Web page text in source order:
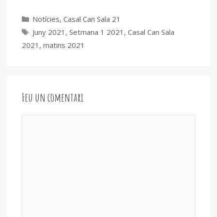
Categories
Notícies, Casal Can Sala 21
Etiquetes
Juny 2021 , Setmana 1 2021 , Casal Can Sala
2021 , matins 2021
Feu un comentari